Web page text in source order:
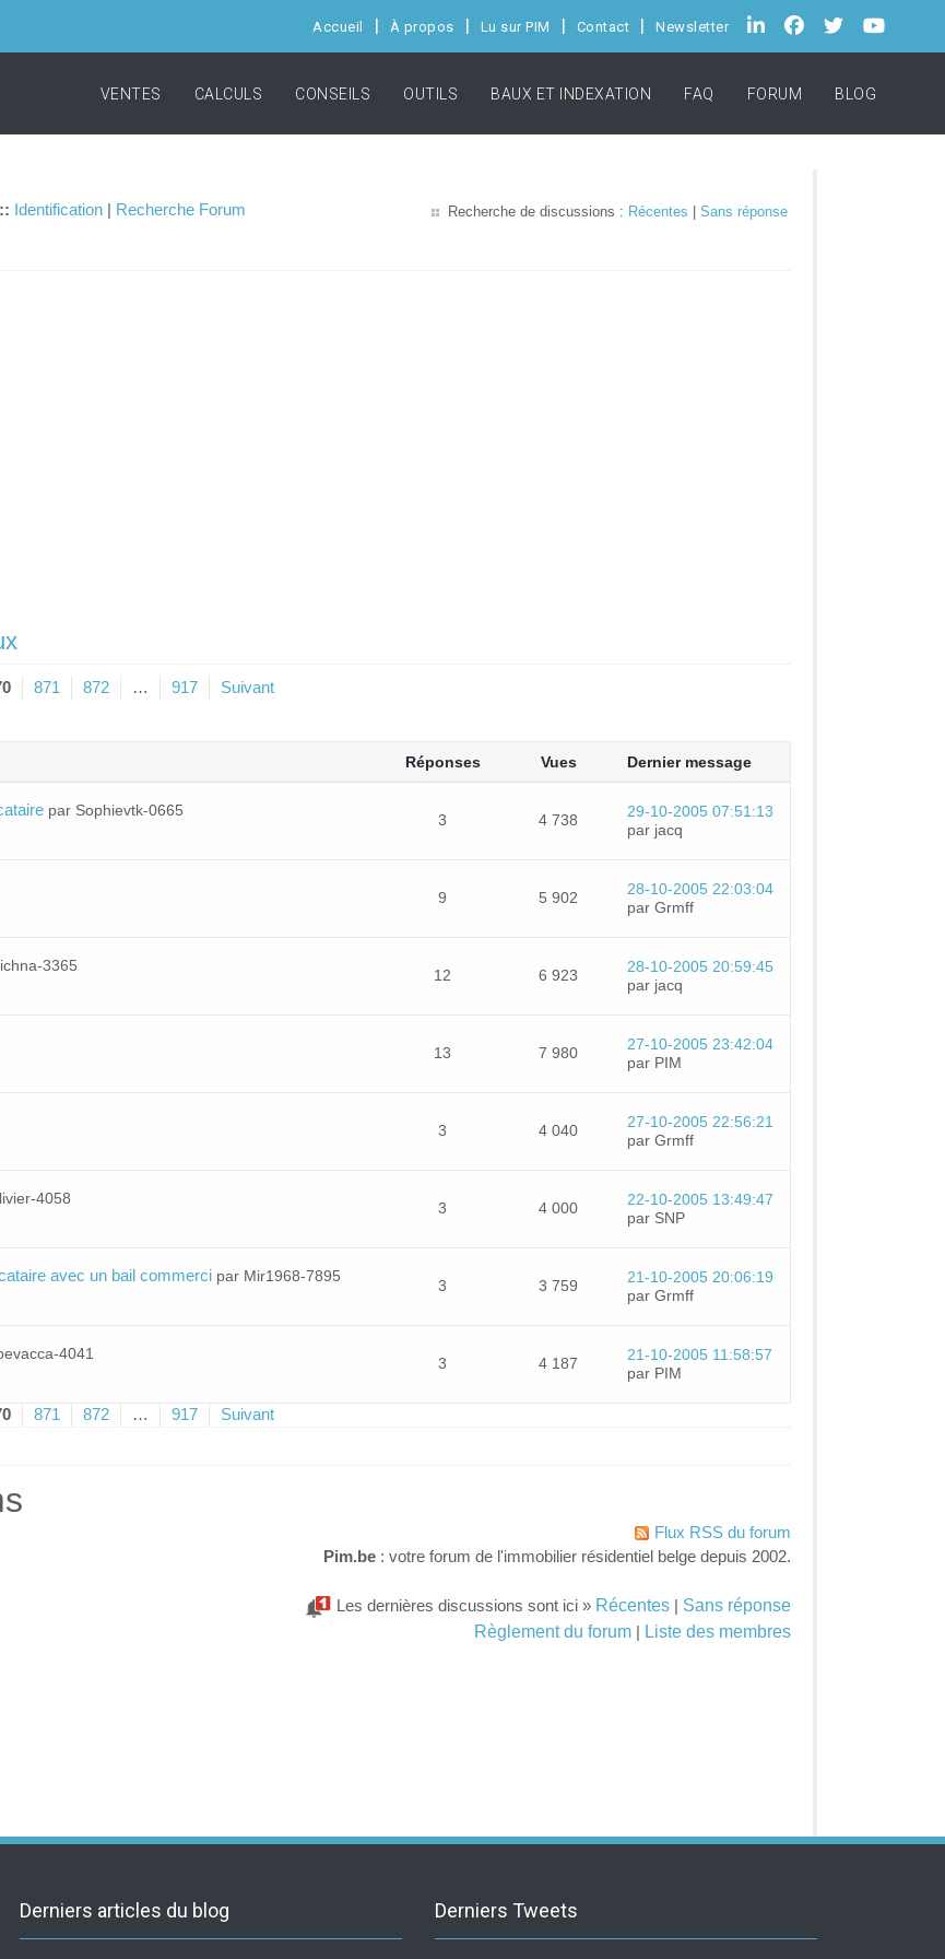
Accueil À propos Lu sur PIM Contact Newsletter
VENTES CALCULS CONSEILS OUTILS BAUX ET INDEXATION FAQ FORUM BLOG
:: Identification | Recherche Forum Recherche de discussions : Récentes Sans réponse
871 872 … 917 Suivant
Réponses Vues Dernier message
par Sophievtk-0665
3 4 738
29-10-2005 07:51:13
par jacq
9 5 902
28-10-2005 22:03:04
par Grmff
3365
12 6 923
28-10-2005 20:59:45
par jacq
13 7 980
27-10-2005 23:42:04
par PIM
3 4 040
27-10-2005 22:56:21
par Grmff
4058
3 4 000
22-10-2005 13:49:47
par SNP
avec un bail commerci par Mir1968-7895
3 3 759
21-10-2005 20:06:19
par Grmff
4041
3 4 187
21-10-2005 11:58:57
par PIM
871 872 … 917
Suivant
Flux RSS du forum
Pim.be : votre forum de l'immobilier résidentiel belge depuis 2002.
Les dernières discussions sont ici » Récentes | Sans réponse
Règlement du forum | Liste des membres
Derniers articles du blog Derniers Tweets